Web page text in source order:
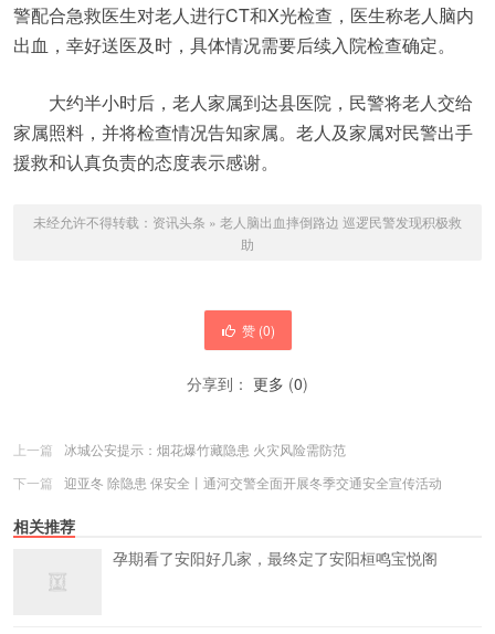
警配合急救医生对老人进行CT和X光检查，医生称老人脑内
出血，幸好送医及时，具体情况需要后续入院检查确定。
大约半小时后，老人家属到达县医院，民警将老人交给
家属照料，并将检查情况告知家属。老人及家属对民警出手
援救和认真负责的态度表示感谢。
未经允许不得转载： 资讯头条 » 老人脑出血摔倒路边 巡逻民警发现积极救
助
赞 (0)
分享到： 更多 (0)
上一篇
冰城公安提示：烟花爆竹藏隐患 火灾风险需防范
下一篇
迎亚冬 除隐患 保安全丨通河交警全面开展冬季交通安全宣传活动
相关推荐
孕期看了安阳好几家，最终定了安阳桓鸣宝悦阁